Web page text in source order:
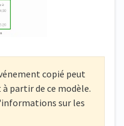
copié peut
partir de ce modèle.
sur les